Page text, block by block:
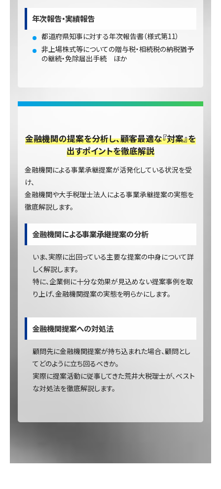
年次報告・実績報告
都道府県知事に対する年次報告書（様式第11）
非上場株式等についての贈与税・相続税の納税猶予
の継続・免除届出手続 ほか
金融機関の提案を分析し、顧客最適な『対案』を
出すポイントを徹底解説
金融機関による事業承継提案が活発化している状況を受
け、
金融機関や大手税理士法人による事業承継提案の実態を
徹底解説します。
金融機関による事業承継提案の分析
いま、実際に出回っている主要な提案の中身について詳
しく解説します。
特に、企業側に十分な効果が見込めない提案事例を取
り上げ、金融機関提案の実態を明らかにします。
金融機関提案への対処法
顧問先に金融機関提案が持ち込まれた場合、顧問とし
てどのように立ち回るべきか。
実際に提案活動に従事してきた荒井大税理士が、ベスト
な対処法を徹底解説します。